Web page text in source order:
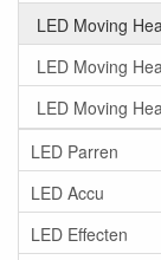
LED Moving
LED Moving
LED Moving
LED Parren
LED Accu
LED Effecten